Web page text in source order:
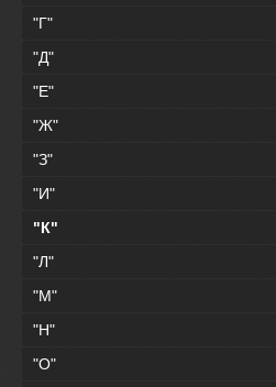
"Г"
"Д"
"Е"
"Ж"
"З"
"И"
"К"
"Л"
"М"
"Н"
"О"